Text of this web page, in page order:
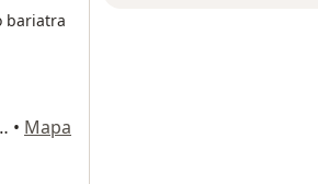
bariatra
Lucia del Camino • Mapa